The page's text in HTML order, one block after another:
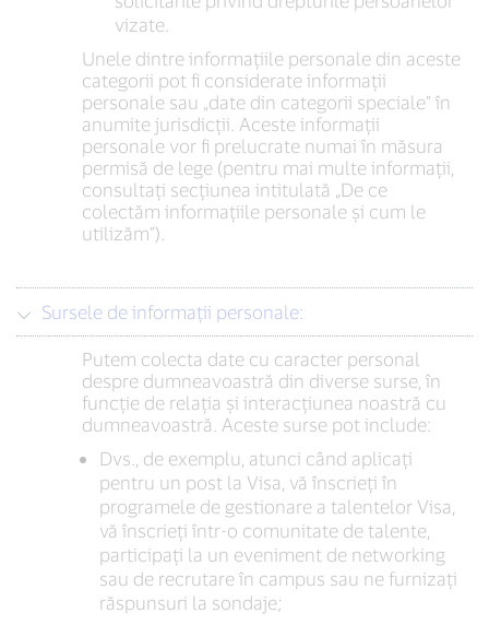
vizate.
Unele dintre informațiile personale din aceste
categorii pot fi considerate informații
personale sau „date din categorii speciale” în
anumite jurisdicții. Aceste informații
personale vor fi prelucrate numai în măsura
permisă de lege (pentru mai multe informații,
consultați secțiunea intitulată „De ce
colectăm informațiile personale și cum le
utilizăm”).
Sursele de informații personale:
Putem colecta date cu caracter personal
despre dumneavoastră din diverse surse, în
funcție de relația și interacțiunea noastră cu
dumneavoastră. Aceste surse pot include:
Dvs., de exemplu, atunci când aplicați
pentru un post la Visa, vă înscrieți în
programele de gestionare a talentelor Visa,
vă înscrieți într-o comunitate de talente,
participați la un eveniment de networking
sau de recrutare în campus sau ne furnizați
răspunsuri la sondaje;